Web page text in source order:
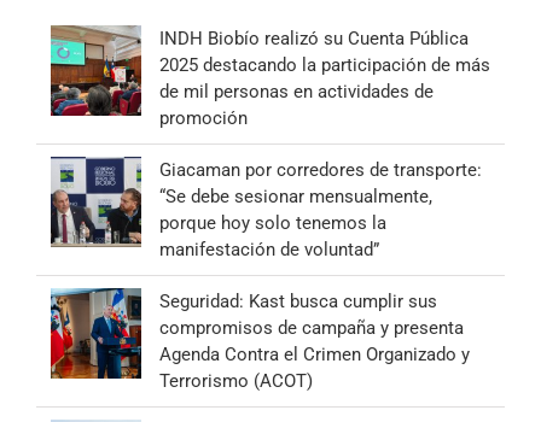
INDH Biobío realizó su Cuenta Pública
2025 destacando la participación de más
de mil personas en actividades de
promoción
Giacaman por corredores de transporte:
“Se debe sesionar mensualmente,
porque hoy solo tenemos la
manifestación de voluntad”
Seguridad: Kast busca cumplir sus
compromisos de campaña y presenta
Agenda Contra el Crimen Organizado y
Terrorismo (ACOT)